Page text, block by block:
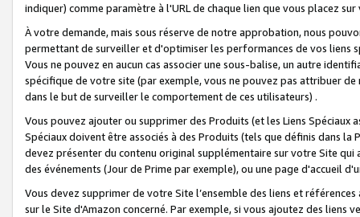
indiquer) comme paramètre à l'URL de chaque lien que vous placez
À votre demande, mais sous réserve de notre approbation, nous
permettant de surveiller et d'optimiser les performances de vos liens
Vous ne pouvez en aucun cas associer une sous-balise, un autre
spécifique de votre site (par exemple, vous ne pouvez pas attribuer
dans le but de surveiller le comportement de ces utilisateurs) .
Vous pouvez ajouter ou supprimer des Produits (et les Liens
Spéciaux doivent être associés à des Produits (tels que définis dans
devez présenter du contenu original supplémentaire sur votre Site qui
des événements (Jour de Prime par exemple), ou une page d'accueil
Vous devez supprimer de votre Site l’ensemble des liens et
sur le Site d'Amazon concerné. Par exemple, si vous ajoutez des